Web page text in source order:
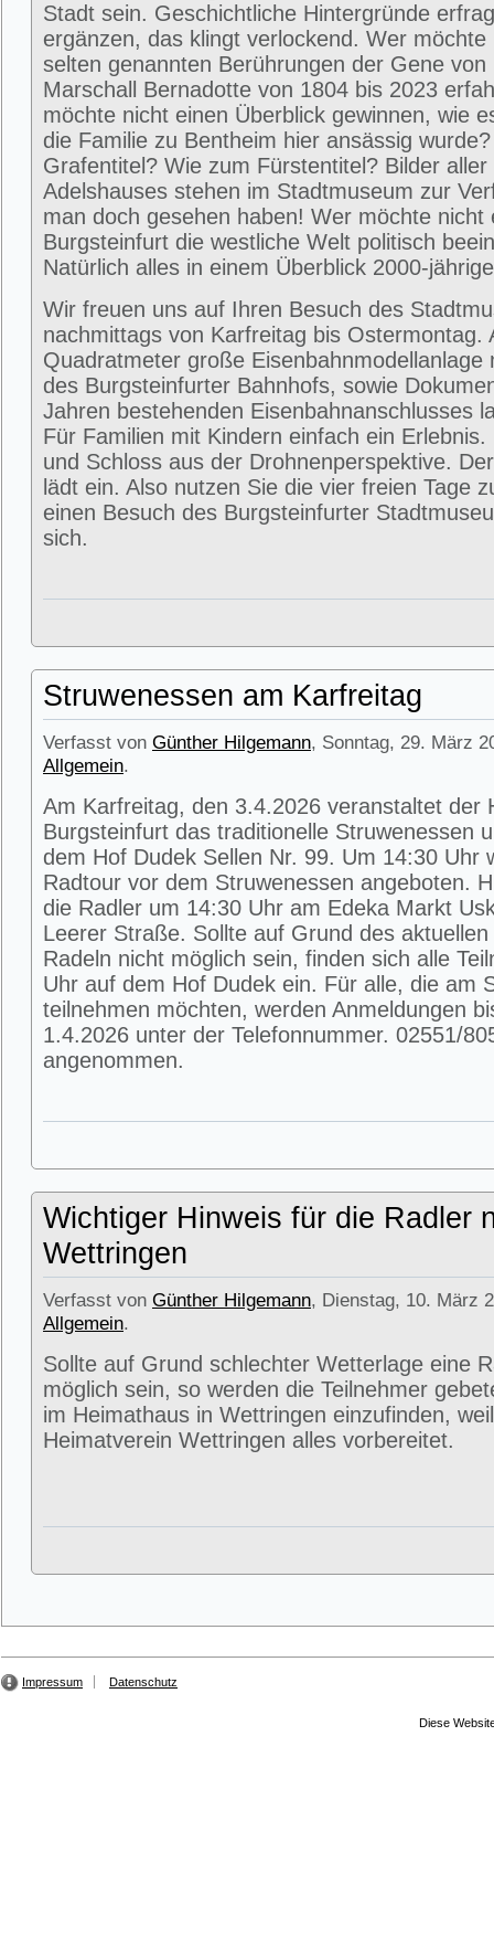
Stadt sein. Geschichtliche Hintergründe
ergänzen, das klingt verlockend. Wer möchte
selten genannten Berührungen der Gene von
Marschall Bernadotte von 1804 bis 2023
möchte nicht einen Überblick gewinnen, wie
die Familie zu Bentheim hier ansässig
Grafentitel? Wie zum Fürstentitel? Bilder
Adelshauses stehen im Stadtmuseum zur
man doch gesehen haben! Wer möchte nicht
Burgsteinfurt die westliche Welt politisch
Natürlich alles in einem Überblick 2000-
Wir freuen uns auf Ihren Besuch des
nachmittags von Karfreitag bis Ostermontag.
Quadratmeter große Eisenbahnmodellanlage
des Burgsteinfurter Bahnhofs, sowie
Jahren bestehenden Eisenbahnanschlusses
Für Familien mit Kindern einfach ein
und Schloss aus der Drohnenperspektive.
lädt ein. Also nutzen Sie die vier freien Tage
einen Besuch des Burgsteinfurter
sich.
Struwenessen am Karfreitag
Verfasst von Günther Hilgemann, Sonntag, 29. März
Allgemein.
Am Karfreitag, den 3.4.2026 veranstaltet der
Burgsteinfurt das traditionelle Struwenessen
dem Hof Dudek Sellen Nr. 99. Um 14:30 Uhr
Radtour vor dem Struwenessen angeboten.
die Radler um 14:30 Uhr am Edeka Markt
Leerer Straße. Sollte auf Grund des
Radeln nicht möglich sein, finden sich alle
Uhr auf dem Hof Dudek ein. Für alle, die am
teilnehmen möchten, werden Anmeldungen
1.4.2026 unter der Telefonnummer. 02551/
angenommen.
Wichtiger Hinweis für die Radler
Wettringen
Verfasst von Günther Hilgemann, Dienstag, 10. März
Allgemein.
Sollte auf Grund schlechter Wetterlage eine
möglich sein, so werden die Teilnehmer
im Heimathaus in Wettringen einzufinden,
Heimatverein Wettringen alles vorbereitet.
Impressum Datenschutz
Diese